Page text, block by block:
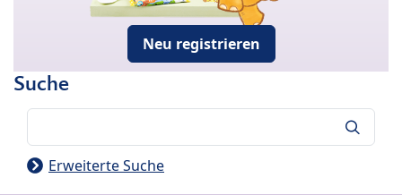
Neu registrieren
Suche
Erweiterte Suche